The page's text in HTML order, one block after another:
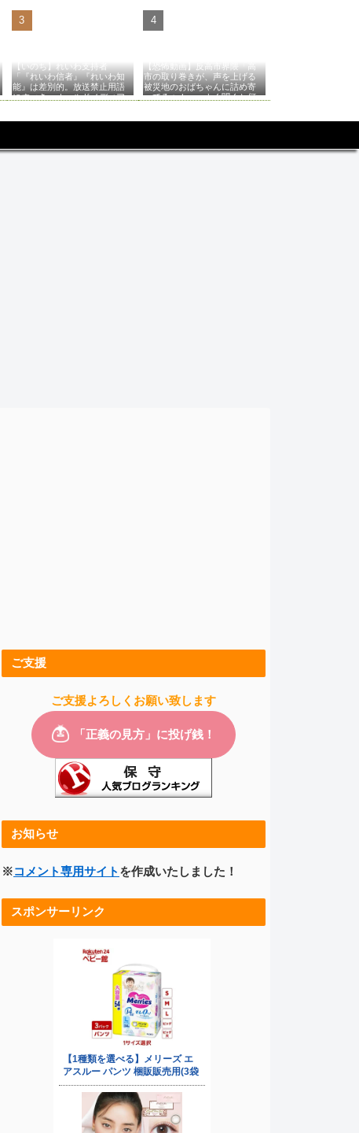
【いのち】れいわ支持者
「『れいわ信者』『れいわ知
能』は差別的。放送禁止用語
にすべき。オールドメディア
【恐怖動画】反高市界隈「高
市の取り巻きが、声を上げる
被災地のおばちゃんに詰め寄
ってるぅ！」→よく聞くと何
ご支援
ご支援よろしくお願い致します
お知らせ
※コメント専用サイト を作成いたしました！
スポンサーリンク